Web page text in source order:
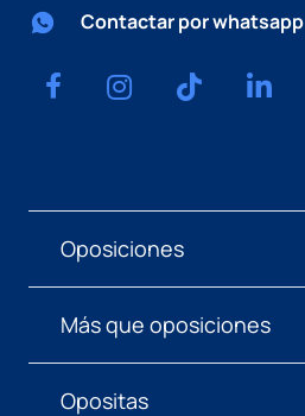
Contactar por whatsapp
Oposiciones
Más que oposiciones
Opositas